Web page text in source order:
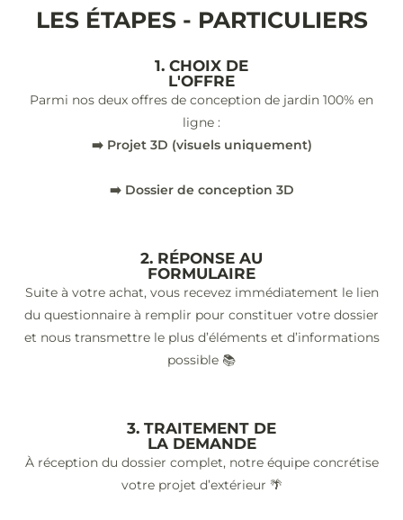
LES ÉTAPES - PARTICULIERS
1. CHOIX DE
L'OFFRE
Parmi nos deux offres de conception de jardin 100% en
ligne :
➡️ Projet 3D (visuels uniquement)
➡️ Dossier de conception 3D
2. RÉPONSE AU
FORMULAIRE
Suite à votre achat, vous recevez immédiatement le lien
du questionnaire à remplir pour constituer votre dossier
et nous transmettre le plus d’éléments et d’informations
possible 📚
3. TRAITEMENT DE
LA DEMANDE
À réception du dossier complet, notre équipe concrétise
votre projet d’extérieur 🌴